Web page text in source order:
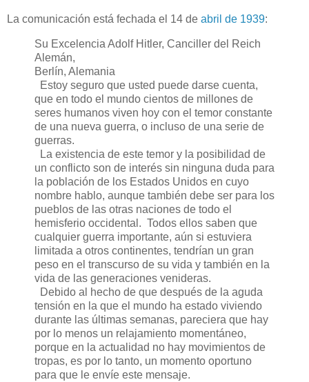
La comunicación está fechada el 14 de abril de 1939:
Su Excelencia Adolf Hitler, Canciller del Reich
Alemán,
Berlín, Alemania
Estoy seguro que usted puede darse cuenta,
que en todo el mundo cientos de millones de
seres humanos viven hoy con el temor constante
de una nueva guerra, o incluso de una serie de
guerras.
La existencia de este temor y la posibilidad de
un conflicto son de interés sin ninguna duda para
la población de los Estados Unidos en cuyo
nombre hablo, aunque también debe ser para los
pueblos de las otras naciones de todo el
hemisferio occidental. Todos ellos saben que
cualquier guerra importante, aún si estuviera
limitada a otros continentes, tendrían un gran
peso en el transcurso de su vida y también en la
vida de las generaciones venideras.
Debido al hecho de que después de la aguda
tensión en la que el mundo ha estado viviendo
durante las últimas semanas, pareciera que hay
por lo menos un relajamiento momentáneo,
porque en la actualidad no hay movimientos de
tropas, es por lo tanto, un momento oportuno
para que le envíe este mensaje.